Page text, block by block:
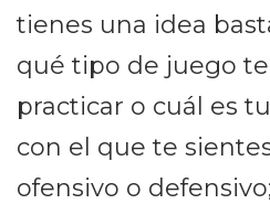
tienes una idea
qué tipo de juego
practicar o cuál es
con el que te
ofensivo o